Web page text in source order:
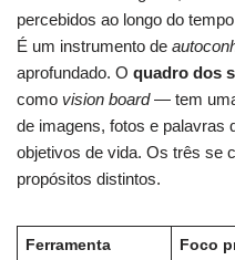
percebidos ao longo do
É um instrumento de
aprofundado. O quadro dos
como vision board— tem uma
de imagens, fotos e palavras
objetivos de vida. Os três se
propósitos distintos.
Ferramenta Foco